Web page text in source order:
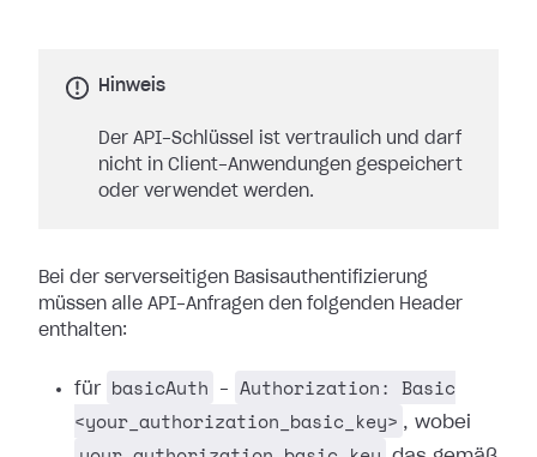
Hinweis
Der API-Schlüssel ist vertraulich und darf
nicht in Client-Anwendungen gespeichert
oder verwendet werden.
Bei der serverseitigen Basisauthentifizierung
müssen alle API-Anfragen den folgenden Header
enthalten:
für basicAuth –
Authorization: Basic
<your_authorization_basic_key> , wobei